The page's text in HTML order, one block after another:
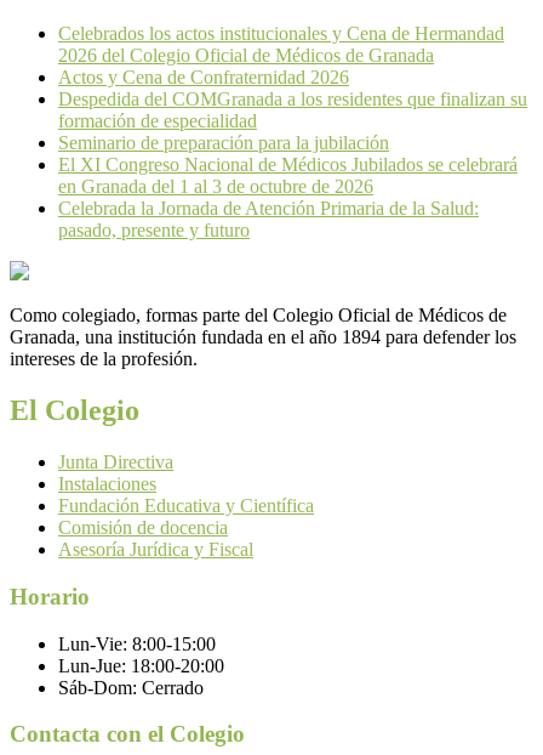
Celebrados los actos institucionales y Cena de Hermandad
2026 del Colegio Oficial de Médicos de Granada
Actos y Cena de Confraternidad 2026
Despedida del COMGranada a los residentes que finalizan su
formación de especialidad
Seminario de preparación para la jubilación
El XI Congreso Nacional de Médicos Jubilados se celebrará
en Granada del 1 al 3 de octubre de 2026
Celebrada la Jornada de Atención Primaria de la Salud:
pasado, presente y futuro
Como colegiado, formas parte del Colegio Oficial de Médicos de
Granada, una institución fundada en el año 1894 para defender los
intereses de la profesión.
El Colegio
Junta Directiva
Instalaciones
Fundación Educativa y Científica
Comisión de docencia
Asesoría Jurídica y Fiscal
Horario
Lun-Vie: 8:00-15:00
Lun-Jue: 18:00-20:00
Sáb-Dom: Cerrado
Contacta con el Colegio